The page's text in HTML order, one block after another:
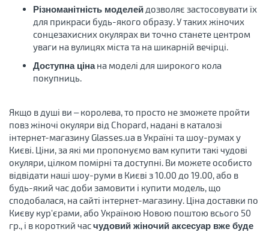
Різноманітність моделей дозволяє застосовувати їх
для прикраси будь-якого образу. У таких жіночих
сонцезахисних окулярах ви точно станете центром
уваги на вулицях міста та на шикарній вечірці.
Доступна цінана моделі для широкого кола
покупниць.
Якщо в душі ви – королева, то просто не зможете пройти
повз жіночі окуляри від Chopard, надані в каталозі
інтернет-магазину Glasses.ua в Україні та шоу-румах у
Києві. Ціни, за які ми пропонуємо вам купити такі чудові
окуляри, цілком помірні та доступні. Ви можете особисто
відвідати наші шоу-руми в Києві з 10.00 до 19.00, або в
будь-який час доби замовити і купити модель, що
сподобалася, на сайті інтернет-магазину. Ціна доставки по
Києву кур'єрами, або Україною Новою поштою всього 50
гр., і в короткий часчудовий жіночий аксесуар вже буде